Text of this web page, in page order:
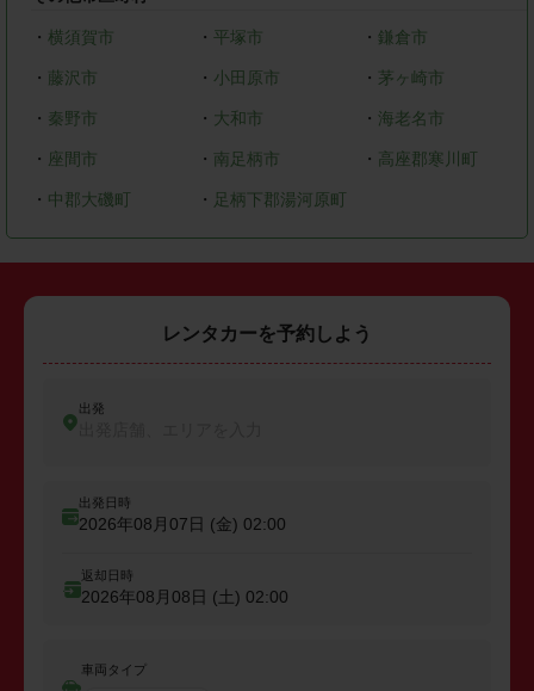
・ 横須賀市 ・ 平塚市 ・ 鎌倉市
・ 藤沢市 ・ 小田原市 ・ 茅ヶ崎市
・ 秦野市 ・ 大和市 ・ 海老名市
・ 座間市 ・ 南足柄市 ・ 高座郡寒川町
・ 中郡大磯町 ・ 足柄下郡湯河原町
レンタカーを予約しよう
出発
出発日時
2026年08月07日 (金) 02:00
返却日時
2026年08月08日 (土) 02:00
車両タイプ